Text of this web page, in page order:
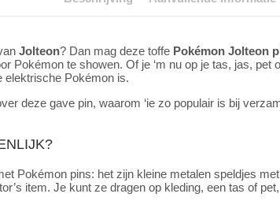
Jolteon? Dan mag deze toffe Pokémon Jolteon
Pokémon te showen. Of je ‘m nu op je tas, jas,
elektrische Pokémon is.
deze gave pin, waarom ‘ie zo populair is bij
Pokémon pins: het zijn kleine metalen speldjes
item. Je kunt ze dragen op kleding, een tas of